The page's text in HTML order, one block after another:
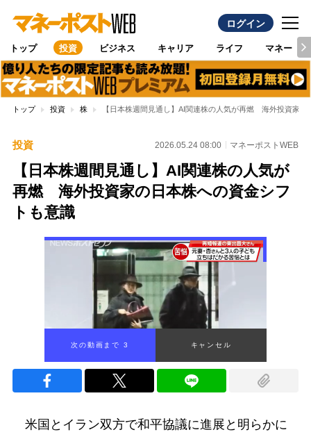
ログイン
トップ 投資 ビジネス キャリア ライフ マネー
トップ 投資 株 【日本株週間見通し】AI関連株の人気が再燃 海外投資家の
投資 2026.05.24 08:00 マネーポストWEB
【日本株週間見通し】AI関連株の人気が
再燃 海外投資家の日本株への資金シフ
トも意識
次の動画まで 2 キャンセル
米国とイラン双方で和平協議に進展と明らかに